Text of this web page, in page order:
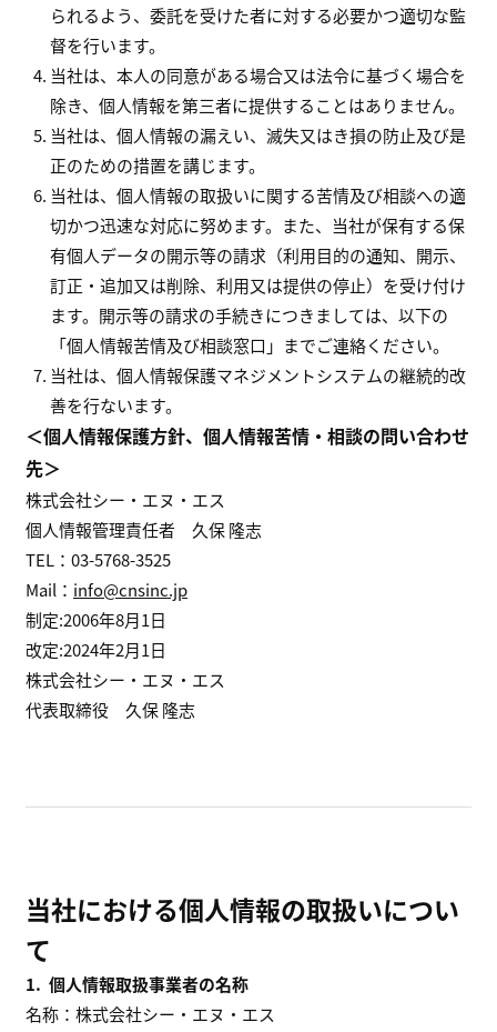
られるよう、委託を受けた者に対する必要かつ適切な監
督を行います。
当社は、本人の同意がある場合又は法令に基づく場合を
除き、個人情報を第三者に提供することはありません。
当社は、個人情報の漏えい、滅失又はき損の防止及び是
正のための措置を講じます。
当社は、個人情報の取扱いに関する苦情及び相談への適
切かつ迅速な対応に努めます。また、当社が保有する保
有個人データの開示等の請求（利用目的の通知、開示、
訂正・追加又は削除、利用又は提供の停止）を受け付け
ます。開示等の請求の手続きにつきましては、以下の
「個人情報苦情及び相談窓口」までご連絡ください。
当社は、個人情報保護マネジメントシステムの継続的改
善を行ないます。
＜個人情報保護方針、個人情報苦情・相談の問い合わせ
先＞
株式会社シー・エヌ・エス
個人情報管理責任者 久保 隆志
TEL：03-5768-3525
Mail： info@cnsinc.jp
制定:2006年8月1日
改定:2024年2月1日
株式会社シー・エヌ・エス
代表取締役 久保 隆志
当社における個人情報の取扱いについ
て
1. 個人情報取扱事業者の名称
名称：株式会社シー・エヌ・エス